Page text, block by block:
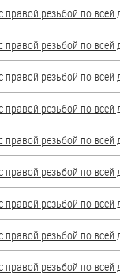
правой резьбой по
правой резьбой по
правой резьбой по
правой резьбой по
правой резьбой по
правой резьбой по
правой резьбой по
правой резьбой по
правой резьбой по